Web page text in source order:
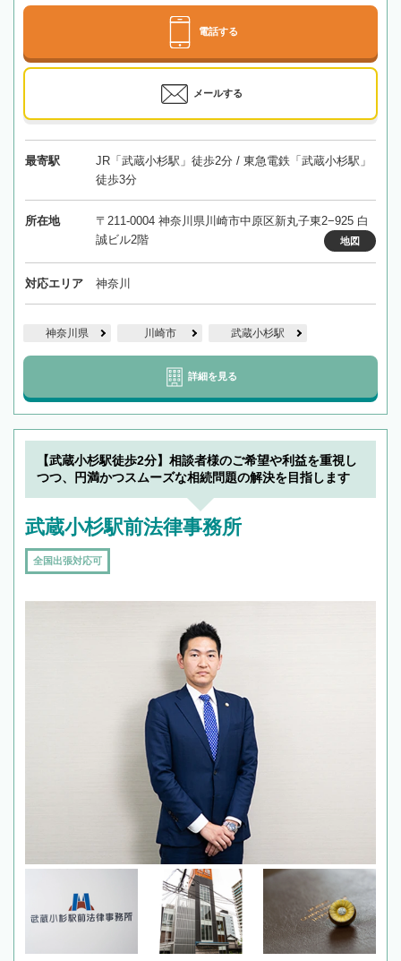
電話する
メールする
最寄駅
JR「武蔵小杉駅」徒歩2分 / 東急電鉄「武蔵小杉駅」
徒歩3分
所在地
〒211-0004 神奈川県川崎市中原区新丸子東2−925 白
誠ビル2階
地図
対応エリア 神奈川
神奈川県 川崎市 武蔵小杉駅
詳細を見る
【武蔵小杉駅徒歩2分】相談者様のご希望や利益を重視し
つつ、円満かつスムーズな相続問題の解決を目指します
武蔵小杉駅前法律事務所
全国出張対応可